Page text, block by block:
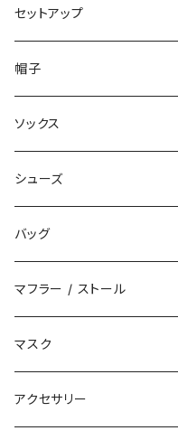
コート
ダウン
ベスト
ロングパンツ
ハーフパンツ
デニムパンツ
セットアップ
帽子
ニット帽 / ビーニー
キャップ
ハット
ソックス
シューズ
スニーカー
サンダル
ブーツ
バッグ
エコバッグ / マーケットバッグ
ショルダーバッグ
トートバッグ
マフラー / ストール
マスク
アクセサリー